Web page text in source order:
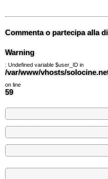
Commenta o partecipa alla
Warning
: Undefined variable $user_ID in
/var/www/vhosts/
on line
59